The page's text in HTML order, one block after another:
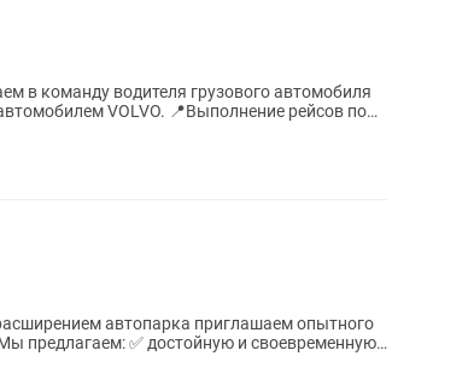
в команду водителя грузового автомобиля